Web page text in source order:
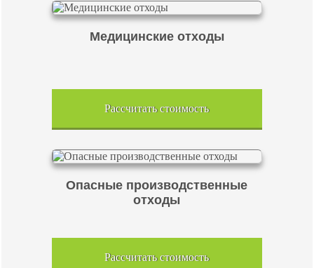
Медицинские отходы
Рассчитать стоимость
Опасные производственные
отходы
Рассчитать стоимость